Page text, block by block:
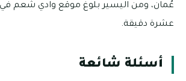
عُمان، ومن اليسير بلوغ موقع وادي شعم
عشرة دقيقة.
أسئلة شائعة